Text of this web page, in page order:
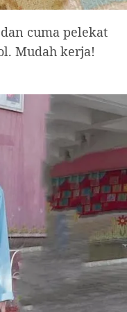
cuma pelekat
Mudah kerja!